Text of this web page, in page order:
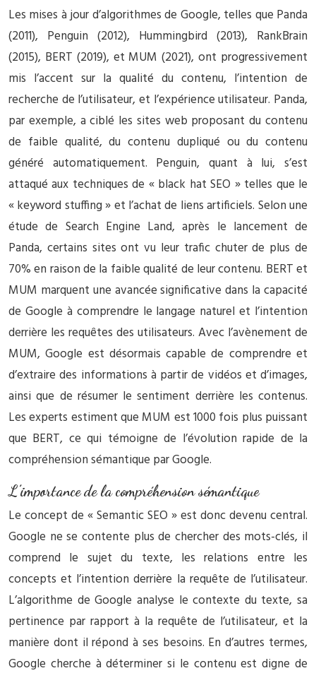
Les mises à jour d’algorithmes de Google, telles que Panda
(2011), Penguin (2012), Hummingbird (2013), RankBrain
(2015), BERT (2019), et MUM (2021), ont progressivement
mis l’accent sur la qualité du contenu, l’intention de
recherche de l’utilisateur, et l’expérience utilisateur. Panda,
par exemple, a ciblé les sites web proposant du contenu
de faible qualité, du contenu dupliqué ou du contenu
généré automatiquement. Penguin, quant à lui, s’est
attaqué aux techniques de « black hat SEO » telles que le
« keyword stuffing » et l’achat de liens artificiels. Selon une
étude de Search Engine Land, après le lancement de
Panda, certains sites ont vu leur trafic chuter de plus de
70% en raison de la faible qualité de leur contenu. BERT et
MUM marquent une avancée significative dans la capacité
de Google à comprendre le langage naturel et l’intention
derrière les requêtes des utilisateurs. Avec l’avènement de
MUM, Google est désormais capable de comprendre et
d’extraire des informations à partir de vidéos et d’images,
ainsi que de résumer le sentiment derrière les contenus.
Les experts estiment que MUM est 1000 fois plus puissant
que BERT, ce qui témoigne de l’évolution rapide de la
compréhension sémantique par Google.
L’importance de la compréhension sémantique
Le concept de « Semantic SEO » est donc devenu central.
Google ne se contente plus de chercher des mots-clés, il
comprend le sujet du texte, les relations entre les
concepts et l’intention derrière la requête de l’utilisateur.
L’algorithme de Google analyse le contexte du texte, sa
pertinence par rapport à la requête de l’utilisateur, et la
manière dont il répond à ses besoins. En d’autres termes,
Google cherche à déterminer si le contenu est digne de